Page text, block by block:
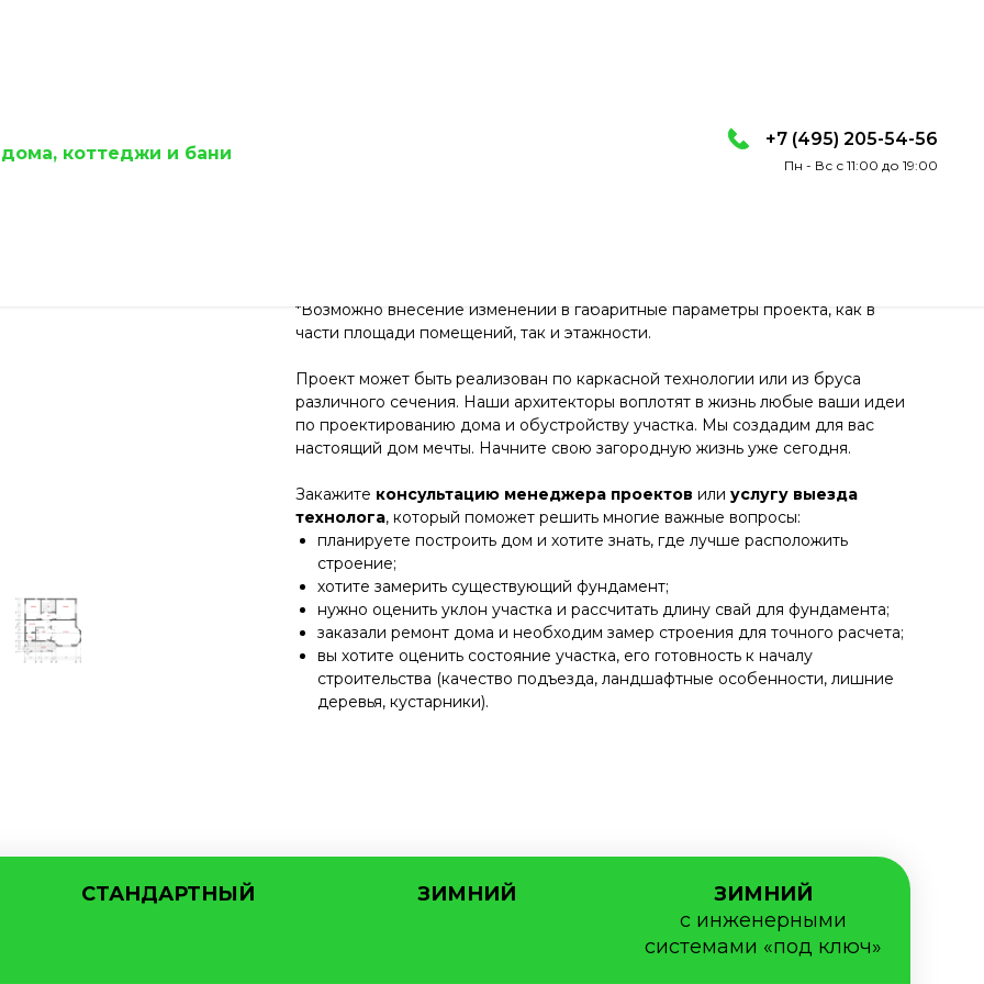
коттеджи и бани
+7 (495) 205-54-56
Пн - Вс с 11:00 до 19:00
*Возможно внесение изменений в габаритные параметры проекта, как в
части площади помещений, так и этажности.
Проект может быть реализован по каркасной технологии или из бруса
различного сечения. Наши архитекторы воплотят в жизнь любые ваши идеи
по проектированию дома и обустройству участка. Мы создадим для вас
настоящий дом мечты. Начните свою загородную жизнь уже сегодня.
Закажите консультацию менеджера проектов или услугу выезда
технолога, который поможет решить многие важные вопросы:
планируете построить дом и хотите знать, где лучше расположить
строение;
хотите замерить существующий фундамент;
нужно оценить уклон участка и рассчитать длину свай для фундамента;
заказали ремонт дома и необходим замер строения для точного расчета;
вы хотите оценить состояние участка, его готовность к началу
строительства (качество подъезда, ландшафтные особенности, лишние
деревья, кустарники).
СТАНДАРТНЫЙ ЗИМНИЙ
ЗИМНИЙ
с инженерными
системами «под ключ»